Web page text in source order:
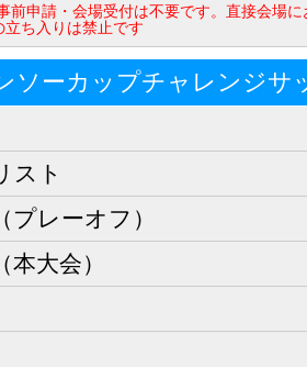
前申請・会場受付は不要です。直接会場
ち入りは禁止です
ソーカップチャレンジサ
スト
プレーオフ）
本大会）